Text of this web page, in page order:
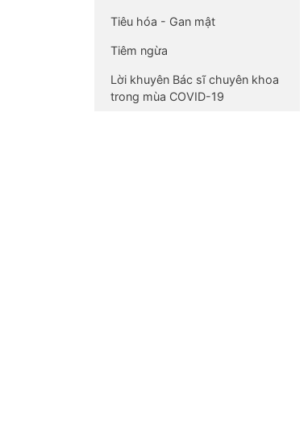
Tiêu hóa - Gan mật
Tiêm ngừa
Lời khuyên Bác sĩ chuyên khoa
trong mùa COVID-19